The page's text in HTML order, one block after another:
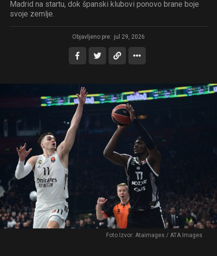
Madrid na startu, dok španski klubovi ponovo brane boje
svoje zemlje.
Objavljeno pre: jul 29, 2026
Foto Izvor: Ataimages / ATA Images